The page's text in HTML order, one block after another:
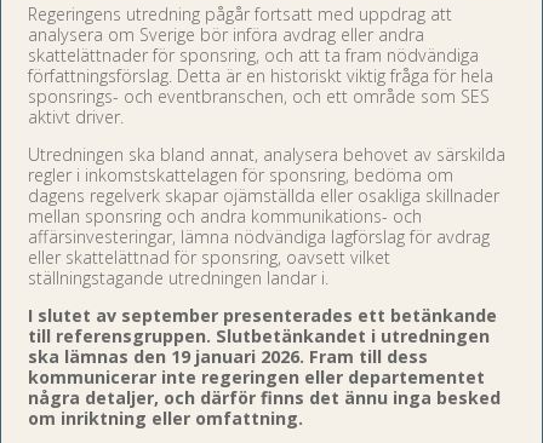
Regeringens utredning pågår fortsatt med uppdrag att
analysera om Sverige bör införa avdrag eller andra
skattelättnader för sponsring, och att ta fram nödvändiga
författningsförslag. Detta är en historiskt viktig fråga för hela
sponsrings- och eventbranschen, och ett område som SES
aktivt driver.
Utredningen ska bland annat, analysera behovet av särskilda
regler i inkomstskattelagen för sponsring, bedöma om
dagens regelverk skapar ojämställda eller osakliga skillnader
mellan sponsring och andra kommunikations- och
affärsinvesteringar, lämna nödvändiga lagförslag för avdrag
eller skattelättnad för sponsring, oavsett vilket
ställningstagande utredningen landar i.
I slutet av september presenterades ett betänkande
till referensgruppen. Slutbetänkandet i utredningen
ska lämnas den 19 januari 2026. Fram till dess
kommunicerar inte regeringen eller departementet
några detaljer, och därför finns det ännu inga besked
om inriktning eller omfattning.